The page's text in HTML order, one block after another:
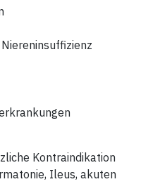
Kontraindikation
Ileus, akuten